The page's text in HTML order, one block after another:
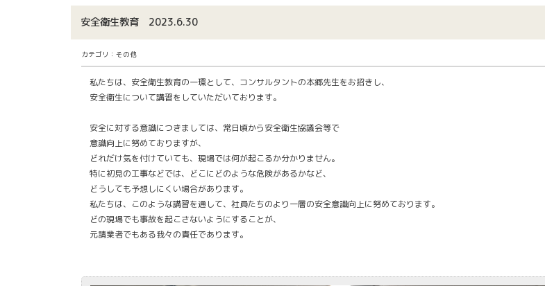
安全衛生教育 2023.6.30
カテゴリ：その他
私たちは、安全衛生教育の一環として、コンサルタントの本郷先生をお招きし、
安全衛生について講習をしていただいております。
安全に対する意識につきましては、常日頃から安全衛生協議会等で
意識向上に努めておりますが、
どれだけ気を付けていても、現場では何が起こるか分かりません。
特に初見の工事などでは、どこにどのような危険があるかなど、
どうしても予想しにくい場合があります。
私たちは、このような講習を通して、社員たちのより一層の安全意識向上に努めております。
どの現場でも事故を起こさないようにすることが、
元請業者でもある我々の責任であります。